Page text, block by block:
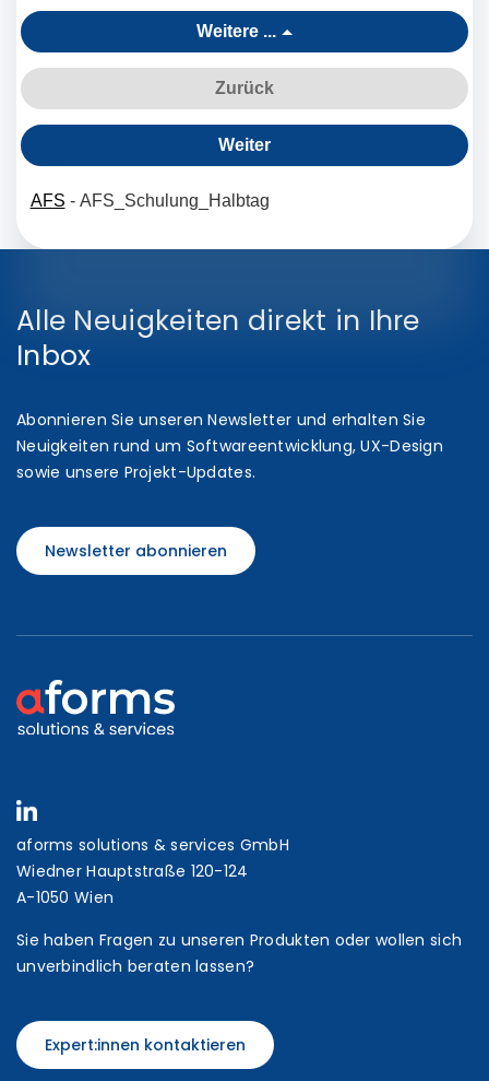
Alle Neuigkeiten direkt in Ihre
Inbox
Abonnieren Sie unseren Newsletter und erhalten Sie
Neuigkeiten rund um Softwareentwicklung, UX-Design
sowie unsere Projekt-Updates.
Newsletter abonnieren
aforms solutions & services GmbH
Wiedner Hauptstraße 120-124
A-1050 Wien
Sie haben Fragen zu unseren Produkten oder wollen sich
unverbindlich beraten lassen?
Expert:innen kontaktieren